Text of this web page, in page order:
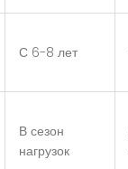
С 6-8 лет
В сезон
нагрузок